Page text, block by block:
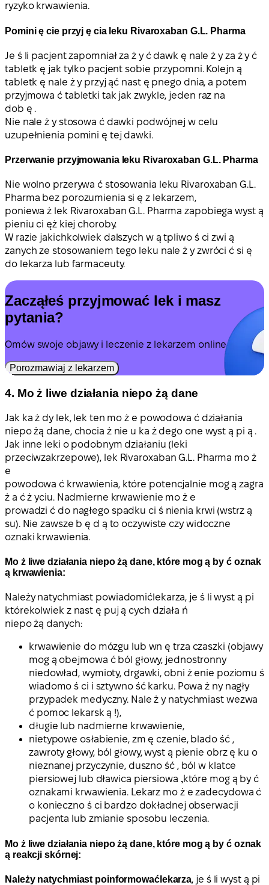
ryzyko krwawienia.
Pomini ę cie przyj ę cia leku Rivaroxaban G.L. Pharma
Je ś li pacjent zapomniał za ż y ć dawk ę nale ż y za ż y ć
tabletk ę jak tylko pacjent sobie przypomni. Kolejn ą
tabletk ę nale ż y przyj ąć nast ę pnego dnia, a potem
przyjmowa ć tabletki tak jak zwykle, jeden raz na
dob ę .
Nie nale ż y stosowa ć dawki podwójnej w celu
uzupełnienia pomini ę tej dawki.
Przerwanie przyjmowania leku Rivaroxaban G.L. Pharma
Nie wolno przerywa ć stosowania leku Rivaroxaban G.L.
Pharma bez porozumienia si ę z lekarzem,
poniewa ż lek Rivaroxaban G.L. Pharma zapobiega wyst ą
pieniu ci ęż kiej choroby.
W razie jakichkolwiek dalszych w ą tpliwo ś ci zwi ą
zanych ze stosowaniem tego leku nale ż y zwróci ć si ę
do lekarza lub farmaceuty.
Zacząłeś przyjmować lek i masz
pytania?
Omów swoje objawy i leczenie z lekarzem online.
Porozmawiaj z lekarzem
4. Mo ż liwe działania niepo żą dane
Jak ka ż dy lek, lek ten mo ż e powodowa ć działania
niepo żą dane, chocia ż nie u ka ż dego one wyst ą pi ą .
Jak inne leki o podobnym działaniu (leki
przeciwzakrzepowe), lek Rivaroxaban G.L. Pharma mo ż
e
powodowa ć krwawienia, które potencjalnie mog ą zagra
ż a ć ż yciu. Nadmierne krwawienie mo ż e
prowadzi ć do nagłego spadku ci ś nienia krwi (wstrz ą
su). Nie zawsze b ę d ą to oczywiste czy widoczne
oznaki krwawienia.
Mo ż liwe działania niepo żą dane, które mog ą by ć oznak
ą krwawienia:
Należy natychmiast powiadomićlekarza, je ś li wyst ą pi
którekolwiek z nast ę puj ą cych działa ń
niepo żą danych:
krwawienie do mózgu lub wn ę trza czaszki (objawy
mog ą obejmowa ć ból głowy, jednostronny
niedowład, wymioty, drgawki, obni ż enie poziomu ś
wiadomo ś ci i sztywno ść karku. Powa ż ny nagły
przypadek medyczny. Nale ż y natychmiast wezwa
ć pomoc lekarsk ą !),
długie lub nadmierne krwawienie,
nietypowe osłabienie, zm ę czenie, blado ść ,
zawroty głowy, ból głowy, wyst ą pienie obrz ę ku o
nieznanej przyczynie, duszno ść , ból w klatce
piersiowej lub dławica piersiowa ,które mog ą by ć
oznakami krwawienia. Lekarz mo ż e zadecydowa ć
o konieczno ś ci bardzo dokładnej obserwacji
pacjenta lub zmianie sposobu leczenia.
Mo ż liwe działania niepo żą dane, które mog ą by ć oznak
ą reakcji skórnej:
Należy natychmiast poinformowaćlekarza, je ś li wyst ą pi